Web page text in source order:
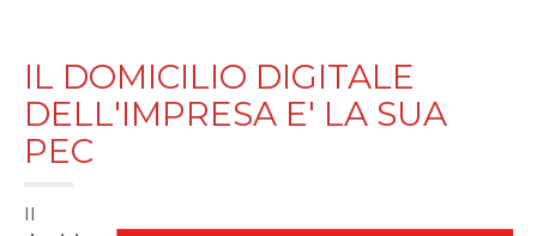
IL DOMICILIO DIGITALE
DELL'IMPRESA E' LA SUA
PEC
Il